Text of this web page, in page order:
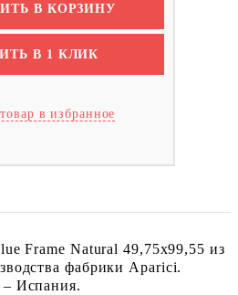
В КОРЗИНУ
В 1 КЛИК
в избранное
Frame Natural 49,75x99,55 из
фабрики Aparici.
Испания.